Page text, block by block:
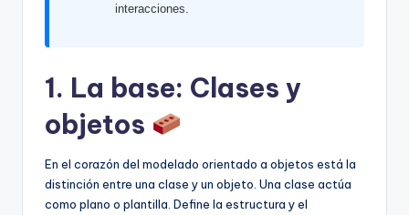
interacciones.
1. La base: Clases y
objetos
En el corazón del modelado orientado a objetos está la
distinción entre una clase y un objeto. Una clase actúa
como plano o plantilla. Define la estructura y el